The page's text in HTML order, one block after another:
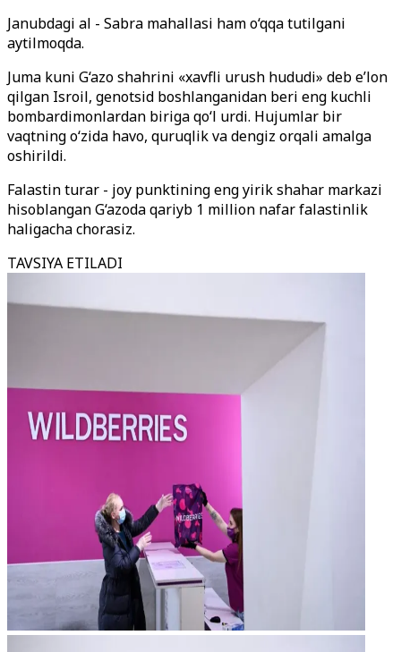
Janubdagi al - Sabra mahallasi ham o‘qqa tutilgani
aytilmoqda.
Juma kuni G‘azo shahrini «xavfli urush hududi» deb e’lon
qilgan Isroil, genotsid boshlanganidan beri eng kuchli
bombardimonlardan biriga qo‘l urdi. Hujumlar bir
vaqtning o‘zida havo, quruqlik va dengiz orqali amalga
oshirildi.
Falastin turar - joy punktining eng yirik shahar markazi
hisoblangan G‘azoda qariyb 1 million nafar falastinlik
haligacha chorasiz.
TAVSIYA ETILADI